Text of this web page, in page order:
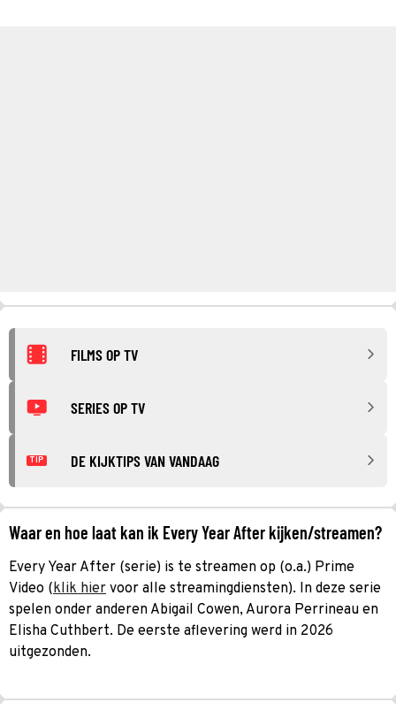
FILMS OP TV
SERIES OP TV
TIP DE KIJKTIPS VAN VANDAAG
Waar en hoe laat kan ik Every Year After kijken/streamen?
Every Year After (serie) is te streamen op (o.a.) Prime
Video (klik hier voor alle streamingdiensten). In deze serie
spelen onder anderen Abigail Cowen, Aurora Perrineau en
Elisha Cuthbert. De eerste aflevering werd in 2026
uitgezonden.